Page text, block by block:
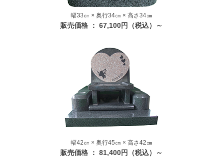
幅33㎝ × 奥行34㎝ × 高さ34㎝
販売価格 ： 67,100円（税込）～
幅42㎝ × 奥行45㎝ × 高さ42㎝
販売価格 ： 81,400円（税込）～